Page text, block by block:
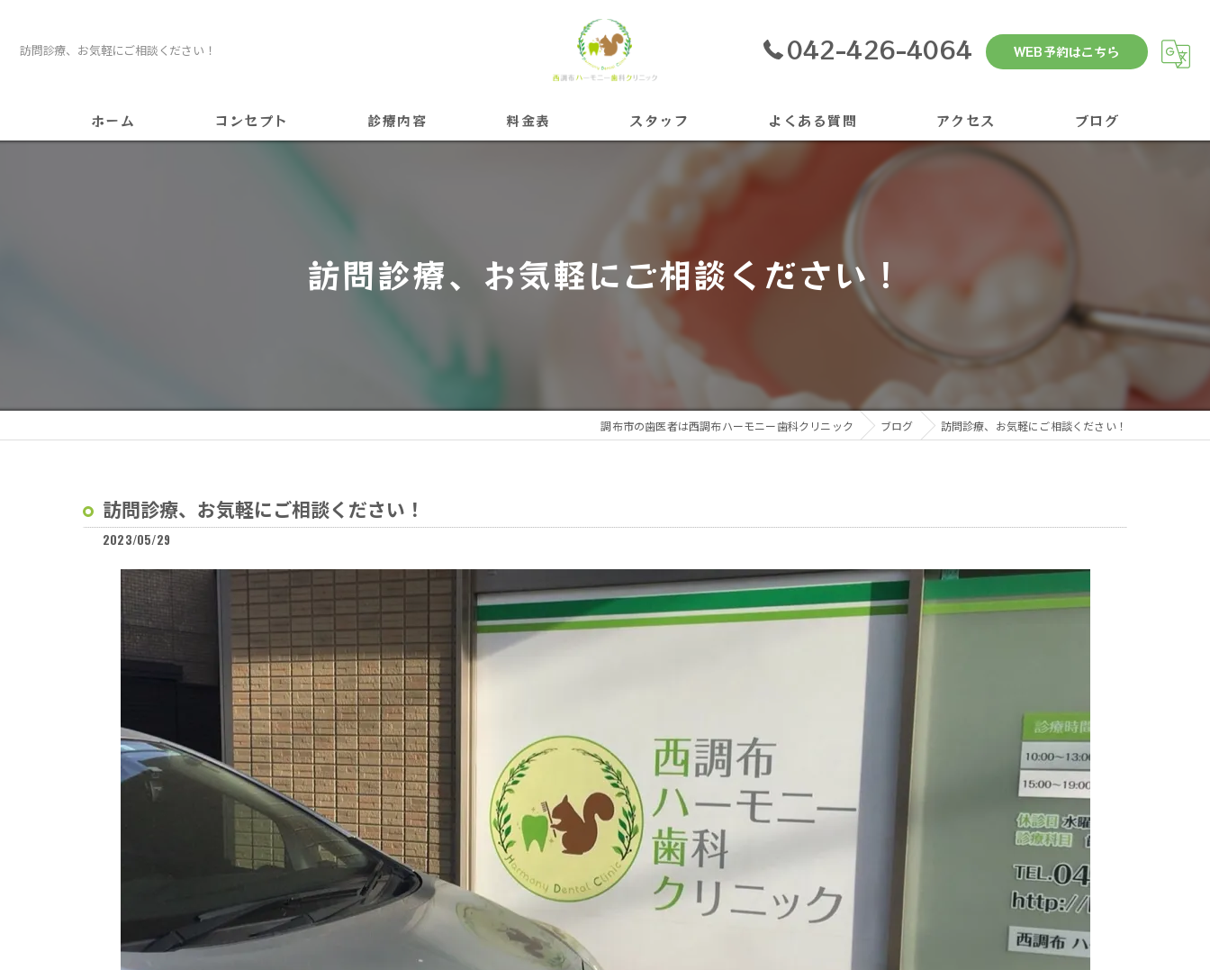
訪問診療、お気軽にご相談ください！ 042-426-4064 WEB予約はこちら
ホーム コンセプト 診療内容
矯正
料金表 スタッフ よくある質問 アクセス ブログ
訪問診療、お気軽にご相談ください！
調布市の歯医者は西調布ハーモニー歯科クリニック ブログ 訪問診療、お気軽にご相談ください！
訪問診療、お気軽にご相談ください！
2023/05/29